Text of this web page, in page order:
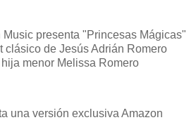
Music presenta "Princesas Mágicas"
clásico de Jesús Adrián Romero
menor Melissa Romero
una versión exclusiva Amazon